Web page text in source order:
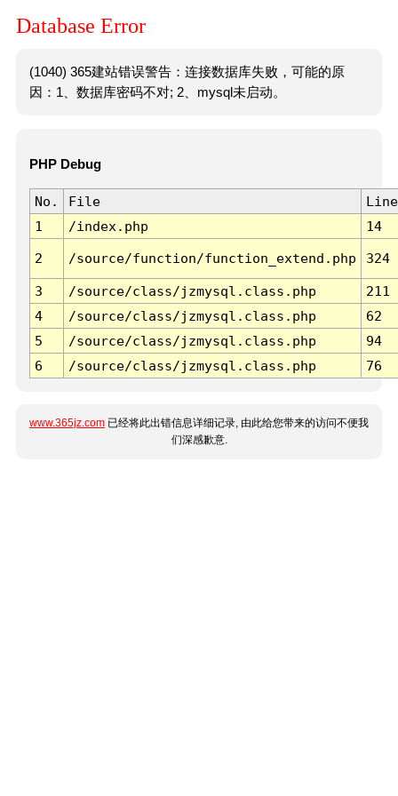
Database Error
(1040) 365建站错误警告：连接数据库失败，可能的原
因：1、数据库密码不对; 2、mysql未启动。
PHP Debug
No. File
Line
1
/index.php 14
2 /source/function/function_extend.php 324
3 /source/class/jzmysql.class.php
211
4
/source/class/jzmysql.class.php
62
5
/source/class/jzmysql.class.php
94
6
/source/class/jzmysql.class.php 76
www.365jz.com 已经将此出错信息详细记录, 由此给您带来的访问不便我
们深感歉意.